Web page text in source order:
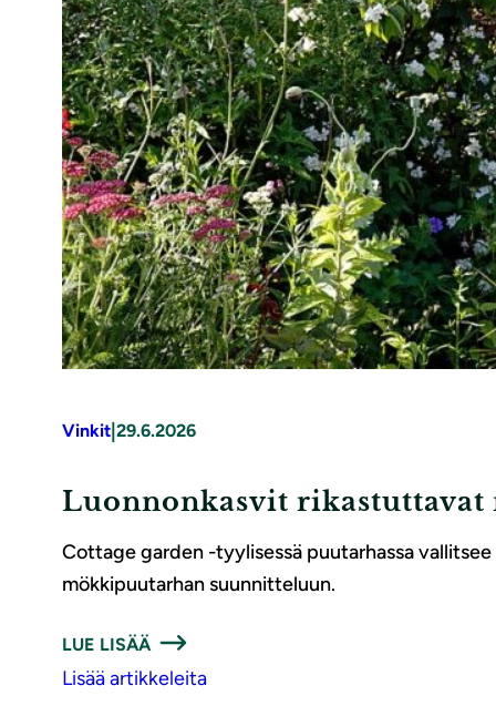
Vinkit 29.6.2026
Luonnonkasvit
Cottage garden -tyylisessä puutarhassa
mökkipuutarhan suunnitteluun.
LUE LISÄÄ
Lisää artikkeleita